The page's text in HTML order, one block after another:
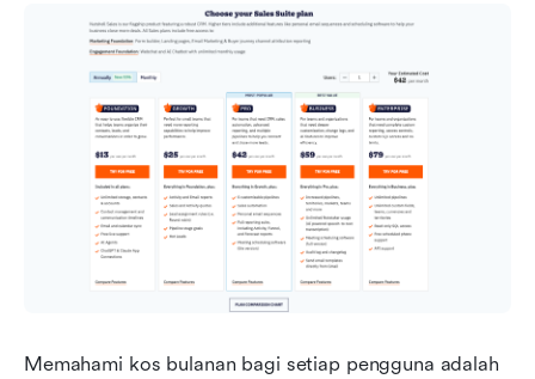
Memahami kos bulanan bagi setiap pengguna adalah